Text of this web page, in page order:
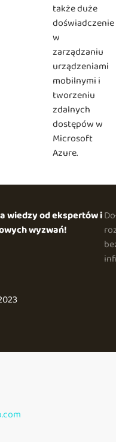
także duże
doświadczenie
w
zarządzaniu
urządzeniami
mobilnymi i
tworzeniu
zdalnych
dostępów w
Microsoft
Azure.
wiedzy od ekspertów i
wyzwań!